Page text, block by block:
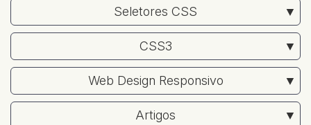
Seletores CSS
CSS3
Web Design Responsivo
Artigos